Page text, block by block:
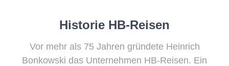
Historie HB-Reisen
Vor mehr als 75 Jahren gründete Heinrich
Bonkowski das Unternehmen HB-Reisen. Ein